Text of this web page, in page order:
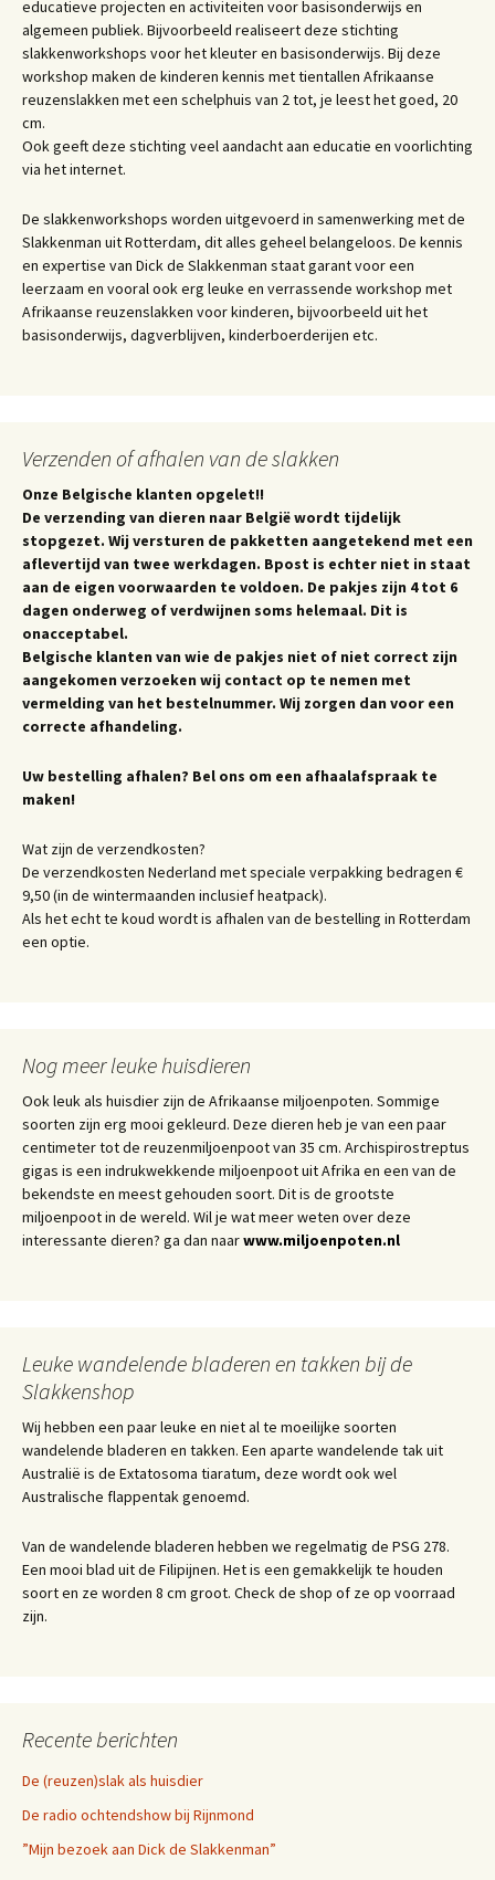
educatieve projecten en activiteiten voor basisonderwijs en
algemeen publiek. Bijvoorbeeld realiseert deze stichting
slakkenworkshops voor het kleuter en basisonderwijs. Bij deze
workshop maken de kinderen kennis met tientallen Afrikaanse
reuzenslakken met een schelphuis van 2 tot, je leest het goed, 20
cm.
Ook geeft deze stichting veel aandacht aan educatie en voorlichting
via het internet.
De slakkenworkshops worden uitgevoerd in samenwerking met de
Slakkenman uit Rotterdam, dit alles geheel belangeloos. De kennis
en expertise van Dick de Slakkenman staat garant voor een
leerzaam en vooral ook erg leuke en verrassende workshop met
Afrikaanse reuzenslakken voor kinderen, bijvoorbeeld uit het
basisonderwijs, dagverblijven, kinderboerderijen etc.
Verzenden of afhalen van de slakken
Onze Belgische klanten opgelet!!
De verzending van dieren naar België wordt tijdelijk
stopgezet. Wij versturen de pakketten aangetekend met een
aflevertijd van twee werkdagen. Bpost is echter niet in staat
aan de eigen voorwaarden te voldoen. De pakjes zijn 4 tot 6
dagen onderweg of verdwijnen soms helemaal. Dit is
onacceptabel.
Belgische klanten van wie de pakjes niet of niet correct zijn
aangekomen verzoeken wij contact op te nemen met
vermelding van het bestelnummer. Wij zorgen dan voor een
correcte afhandeling.
Uw bestelling afhalen? Bel ons om een afhaalafspraak te
maken!
Wat zijn de verzendkosten?
De verzendkosten Nederland met speciale verpakking bedragen €
9,50 (in de wintermaanden inclusief heatpack).
Als het echt te koud wordt is afhalen van de bestelling in Rotterdam
een optie.
Nog meer leuke huisdieren
Ook leuk als huisdier zijn de Afrikaanse miljoenpoten. Sommige
soorten zijn erg mooi gekleurd. Deze dieren heb je van een paar
centimeter tot de reuzenmiljoenpoot van 35 cm. Archispirostreptus
gigas is een indrukwekkende miljoenpoot uit Afrika en een van de
bekendste en meest gehouden soort. Dit is de grootste
miljoenpoot in de wereld. Wil je wat meer weten over deze
interessante dieren? ga dan naarwww.miljoenpoten.nl
Leuke wandelende bladeren en takken bij de
Slakkenshop
Wij hebben een paar leuke en niet al te moeilijke soorten
wandelende bladeren en takken. Een aparte wandelende tak uit
Australië is de Extatosoma tiaratum, deze wordt ook wel
Australische flappentak genoemd.
Van de wandelende bladeren hebben we regelmatig de PSG 278.
Een mooi blad uit de Filipijnen. Het is een gemakkelijk te houden
soort en ze worden 8 cm groot. Check de shop of ze op voorraad
zijn.
Recente berichten
De (reuzen)slak als huisdier
De radio ochtendshow bij Rijnmond
”Mijn bezoek aan Dick de Slakkenman”